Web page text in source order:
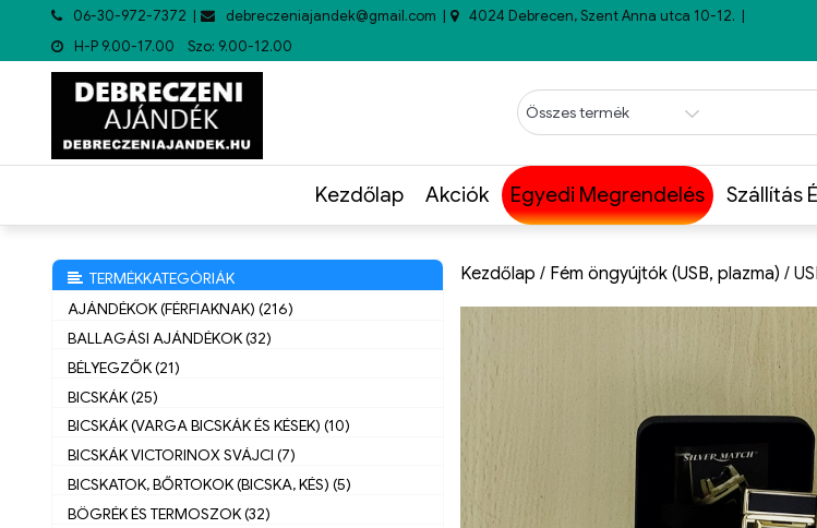
06-30-972-7372 debreczeniajandek@gmail.com
4024 Debrecen, Szent Anna utca 10-12.
H-P 9.00-17.00 Szo: 9.00-12.00
Kezdőlap Akciók Egyedi Megrendelés Szállítás
Kezdőlap / Fém öngyújtók (USB, plazma) /
TERMÉKKATEGÓRIÁK
AJÁNDÉKOK (FÉRFIAKNAK) (216)
BALLAGÁSI AJÁNDÉKOK (32)
BÉLYEGZŐK (21)
BICSKÁK (25)
BICSKÁK (VARGA BICSKÁK ÉS KÉSEK) (10)
BICSKÁK VICTORINOX SVÁJCI (7)
BICSKATOK, BŐRTOKOK (BICSKA, KÉS) (5)
BÖGRÉK ÉS TERMOSZOK (32)